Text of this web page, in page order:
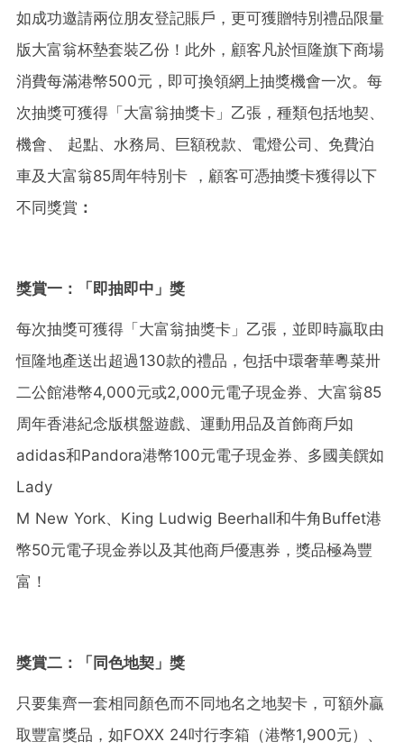
如成功邀請兩位朋友登記賬戶，更可獲贈特別禮品限量
版大富翁杯墊套裝乙份！此外，顧客凡於恒隆旗下商場
消費每滿港幣500元，即可換領網上抽獎機會一次。每
次抽獎可獲得「大富翁抽獎卡」乙張，種類包括地契、
機會、 起點、水務局、巨額稅款、電燈公司、免費泊
車及大富翁85周年特別卡 ，顧客可憑抽獎卡獲得以下
不同獎賞 ：
獎賞一： 「 即抽即中 」 獎
每次抽獎可獲得「大富翁抽獎卡」乙張，並即時贏取由
恒隆地產送出超過130款的禮品，包括中環奢華粵菜卅
二公館港幣4,000元或2,000元電子現金券、大富翁85
周年香港紀念版棋盤遊戲、運動用品及首飾商戶如
adidas和Pandora港幣100元電子現金券、多國美饌如
Lady
M New York、King Ludwig Beerhall和牛角Buffet港
幣50元電子現金券以及其他商戶優惠券，獎品極為豐
富！
獎賞二： 「同色地契 」 獎
只要集齊一套相同顏色而不同地名之地契卡，可額外贏
取豐富獎品，如FOXX 24吋行李箱（港幣1,900元）、